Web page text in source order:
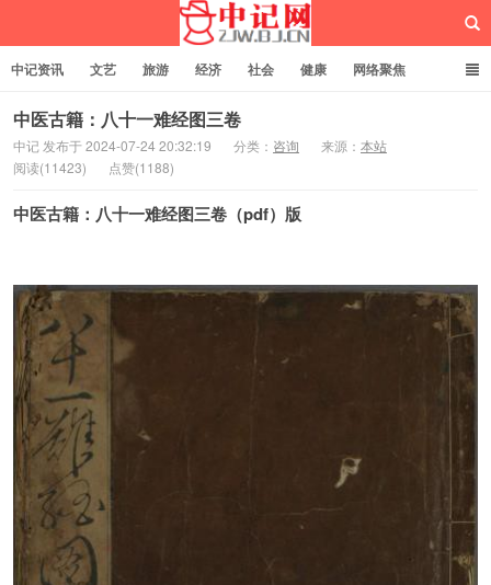
中记资讯 文艺 旅游 经济 社会 健康 网络聚焦
企业管理 网站建设 记者专栏
中医古籍：八十一难经图三卷
中记 发布于 2024-07-24 20:32:19 分类： 咨询 来源： 本站
阅读(11423)
点赞(1188)
中医古籍：八十一难经图三卷（pdf）版